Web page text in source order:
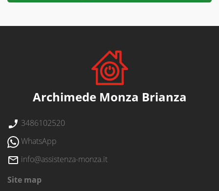
Archimede Monza Brianza
3486102520
WhatsApp
info@assistenza-monza.it
Site map